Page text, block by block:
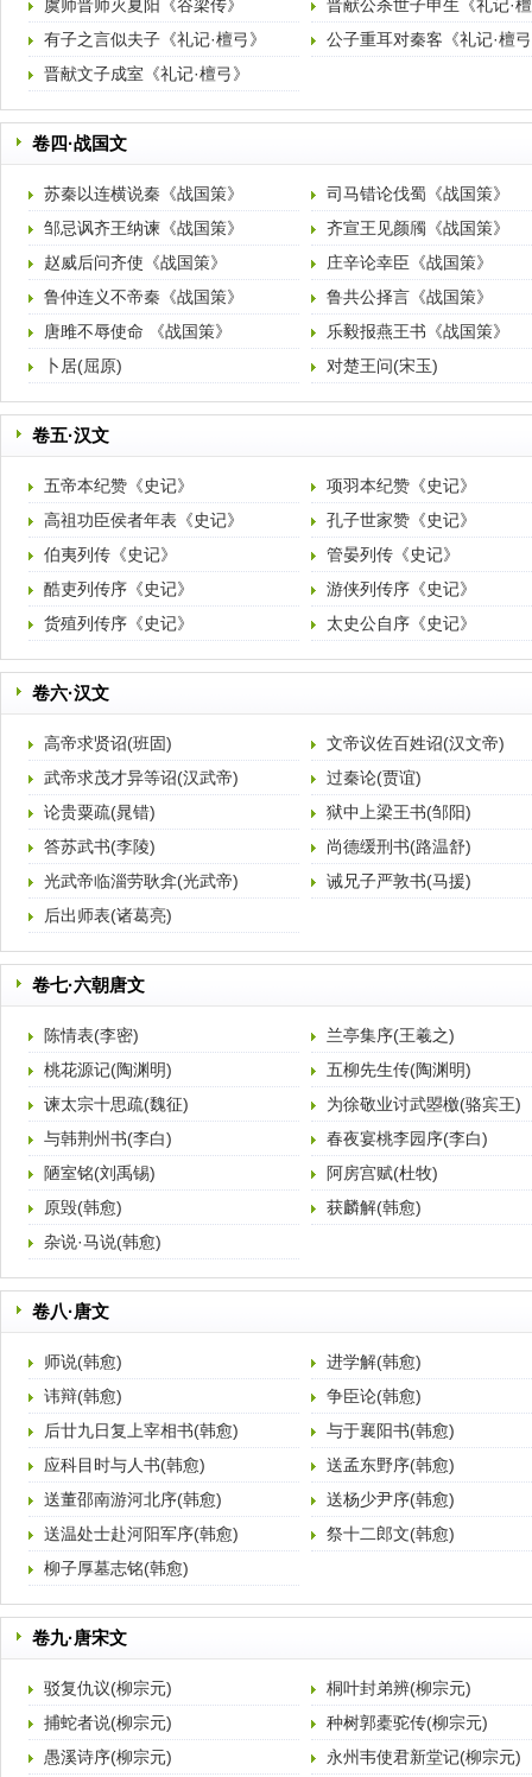
虞师晋师灭夏阳《谷梁传》
晋献公杀世子申生《礼记·
有子之言似夫子《礼记·檀弓》
公子重耳对秦客《礼记·檀
晋献文子成室《礼记·檀弓》
卷四·战国文
苏秦以连横说秦《战国策》
司马错论伐蜀《战国策》
邹忌讽齐王纳谏《战国策》
齐宣王见颜斶《战国策》
赵威后问齐使《战国策》
庄辛论幸臣《战国策》
鲁仲连义不帝秦《战国策》
鲁共公择言《战国策》
唐雎不辱使命 《战国策》
乐毅报燕王书《战国策》
卜居(屈原)
对楚王问(宋玉)
卷五·汉文
五帝本纪赞《史记》
项羽本纪赞《史记》
高祖功臣侯者年表《史记》
孔子世家赞《史记》
伯夷列传《史记》
管晏列传《史记》
酷吏列传序《史记》
游侠列传序《史记》
货殖列传序《史记》
太史公自序《史记》
卷六·汉文
高帝求贤诏(班固)
文帝议佐百姓诏(汉文帝)
武帝求茂才异等诏(汉武帝)
过秦论(贾谊)
论贵粟疏(晁错)
狱中上梁王书(邹阳)
答苏武书(李陵)
尚德缓刑书(路温舒)
光武帝临淄劳耿弇(光武帝)
诫兄子严敦书(马援)
后出师表(诸葛亮)
卷七·六朝唐文
陈情表(李密)
兰亭集序(王羲之)
桃花源记(陶渊明)
五柳先生传(陶渊明)
谏太宗十思疏(魏征)
为徐敬业讨武曌檄(骆宾王)
与韩荆州书(李白)
春夜宴桃李园序(李白)
陋室铭(刘禹锡)
阿房宫赋(杜牧)
原毁(韩愈)
获麟解(韩愈)
杂说·马说(韩愈)
卷八·唐文
师说(韩愈)
进学解(韩愈)
讳辩(韩愈)
争臣论(韩愈)
后廿九日复上宰相书(韩愈)
与于襄阳书(韩愈)
应科目时与人书(韩愈)
送孟东野序(韩愈)
送董邵南游河北序(韩愈)
送杨少尹序(韩愈)
送温处士赴河阳军序(韩愈)
祭十二郎文(韩愈)
柳子厚墓志铭(韩愈)
卷九·唐宋文
驳复仇议(柳宗元)
桐叶封弟辨(柳宗元)
捕蛇者说(柳宗元)
种树郭橐驼传(柳宗元)
愚溪诗序(柳宗元)
永州韦使君新堂记(柳宗元)